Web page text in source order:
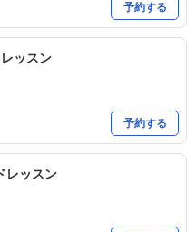
予約する
ッスン
予約する
レッスン